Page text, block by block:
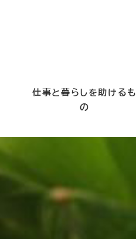
仕事と暮らしを助けるも
の